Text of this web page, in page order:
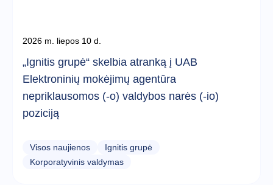
2026 m. liepos 10 d.
„Ignitis grupė“ skelbia atranką į UAB
Elektroninių mokėjimų agentūra
nepriklausomos (-o) valdybos narės (-io)
poziciją
Visos naujienos
Ignitis grupė
Korporatyvinis valdymas